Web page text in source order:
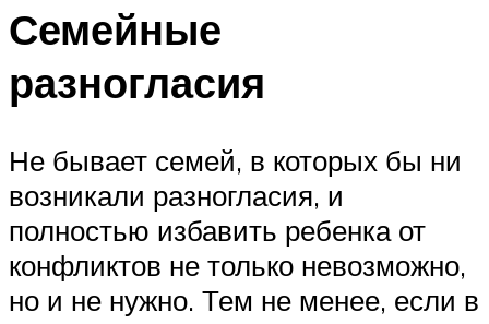
Семейные
разногласия
Не бывает семей, в которых бы ни
возникали разногласия, и
полностью избавить ребенка от
конфликтов не только невозможно,
но и не нужно. Тем не менее, если в